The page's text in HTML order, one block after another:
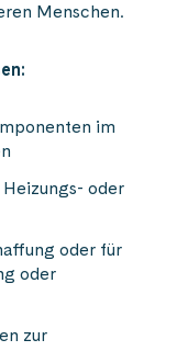
Menschen.
im
oder
oder für
oder
zur